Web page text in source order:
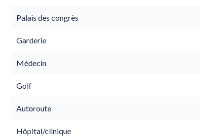
Palais des congrès
Garderie
Médecin
Golf
Autoroute
Hôpital/clinique